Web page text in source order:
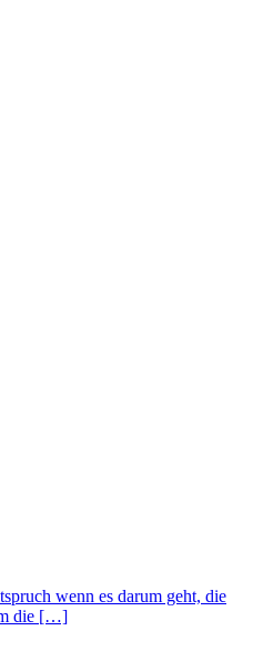
wenn es darum geht, die
die […]